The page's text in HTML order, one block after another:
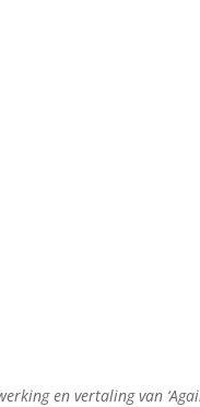
en vertaling van